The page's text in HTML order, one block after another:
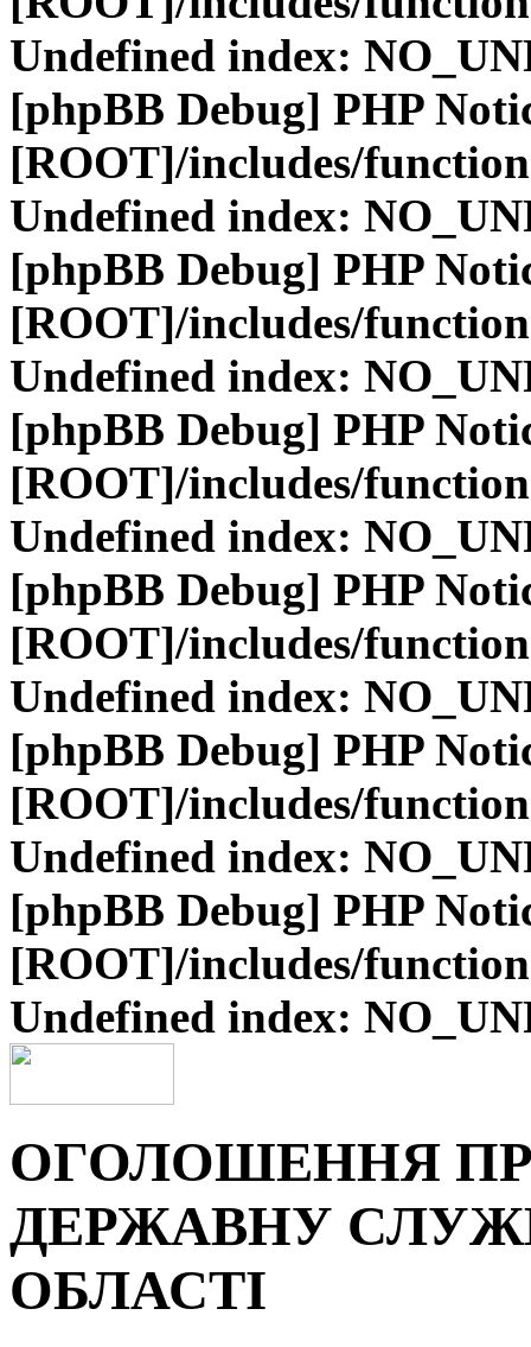
Undefined index:
[phpBB Debug] PHP
[ROOT]/includes/
Undefined index:
[phpBB Debug] PHP
[ROOT]/includes/
Undefined index:
[phpBB Debug] PHP
[ROOT]/includes/
Undefined index:
[phpBB Debug] PHP
[ROOT]/includes/
Undefined index:
[phpBB Debug] PHP
[ROOT]/includes/
Undefined index:
[phpBB Debug] PHP
[ROOT]/includes/
Undefined index:
ОГОЛОШЕННЯ
ДЕРЖАВНУ
ОБЛАСТІ